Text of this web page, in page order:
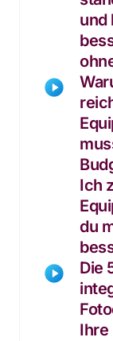
und
Ich
du
Die
Ihre